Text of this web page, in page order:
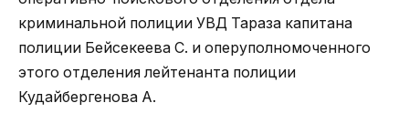
криминальной полиции УВД Тараза капитана
полиции Бейсекеева С. и оперуполномоченного
этого отделения лейтенанта полиции
Кудайбергенова А.